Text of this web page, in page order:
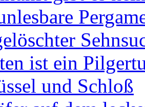
ist ein
und Schloß